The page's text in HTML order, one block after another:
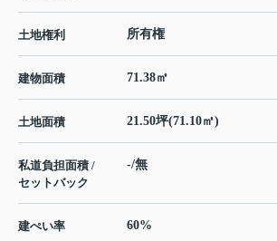
土地権利 所有権
建物面積 71.38㎡
土地面積 21.50坪(71.10㎡)
私道負担面積 /
セットバック
-/無
建ぺい率 60%